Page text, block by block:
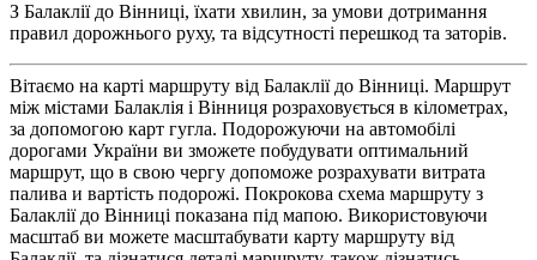
З Балаклії до Вінниці, їхати хвилин, за умови дотримання
правил дорожнього руху, та відсутності перешкод та заторів.
Вітаємо на карті маршруту від Балаклії до Вінниці. Маршрут
між містами Балаклія і Вінниця розраховується в кілометрах,
за допомогою карт гугла. Подорожуючи на автомобілі
дорогами України ви зможете побудувати оптимальний
маршрут, що в свою чергу допоможе розрахувати витрата
палива и вартість подорожі. Покрокова схема маршруту з
Балаклії до Вінниці показана під мапою. Використовуючи
масштаб ви можете масштабувати карту маршруту від